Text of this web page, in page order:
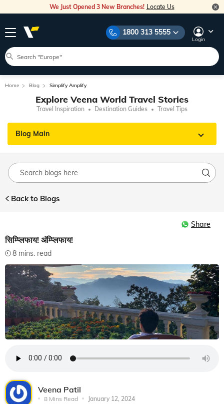
We Just Opened 3 New Branches! Locate Us
1800 313 5555
Login
Home Blog Simplify Amplify
Explore Veena World Travel Stories
Travel Inspiration Destination Guides Travel Tips
Blog Main
Back to Blogs
Share
सिम्प्लिफाय! अ‍ॅम्प्लिफाय!
8 mins. read
Veena Patil
8 Mins Read January 12, 2024